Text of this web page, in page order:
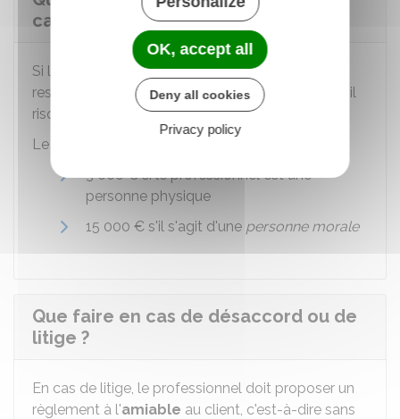
cas de non délivrance de facture ?
Si l'hôtelier ou le loueur de chambres d'hôtes ne
respecte pas l'obligation de délivrer une facture, il
risque une amende.
Le montant de l'amende est de :
3 000 €si le professionnel est une
personne physique
15 000 € s'il s'agit d'une personne morale
Que faire en cas de désaccord ou de
litige ?
En cas de litige, le professionnel doit proposer un
règlement à l'amiable au client, c'est-à-dire sans
OK, accept all
Deny all cookies
Privacy policy